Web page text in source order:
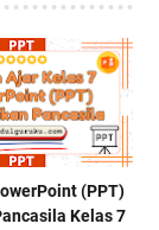
(PPT)
Kelas 7